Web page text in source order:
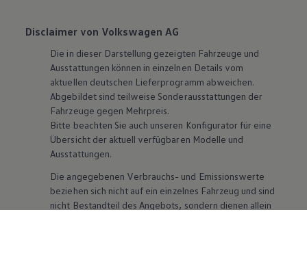
Disclaimer von Volkswagen AG
Die in dieser Darstellung gezeigten Fahrzeuge und
Ausstattungen können in einzelnen Details vom
aktuellen deutschen Lieferprogramm abweichen.
Abgebildet sind teilweise Sonderausstattungen der
Fahrzeuge gegen Mehrpreis.
Bitte beachten Sie auch unseren Konfigurator für eine
Übersicht der aktuell verfügbaren Modelle und
Ausstattungen.
Die angegebenen Verbrauchs- und Emissionswerte
beziehen sich nicht auf ein einzelnes Fahrzeug und sind
nicht Bestandteil des Angebots, sondern dienen allein